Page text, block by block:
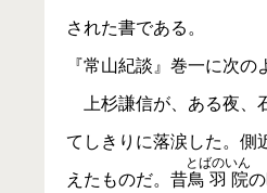
された書である。
『常山紀談』巻一に次の
上杉謙信が、ある夜、
てしきりに落涙した。側
えたものだ。昔鳥羽院
とばのいん